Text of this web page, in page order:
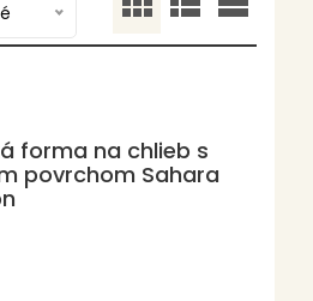
forma na chlieb s
povrchom Sahara